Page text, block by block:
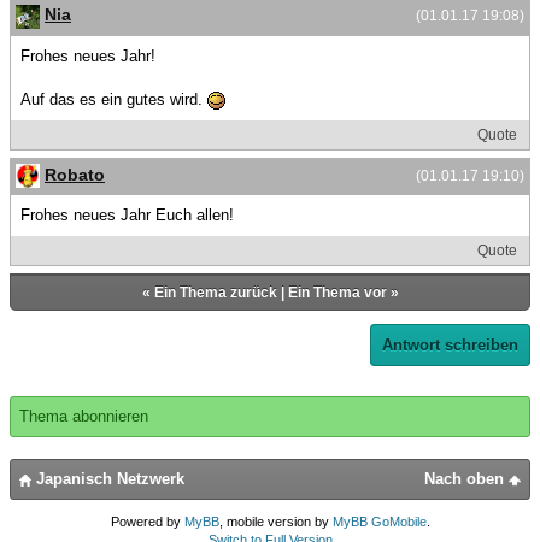
(01.01.17 19:08)
Nia
Frohes neues Jahr!
Auf das es ein gutes wird.
Quote
(01.01.17 19:10)
Robato
Frohes neues Jahr Euch allen!
Quote
« Ein Thema zurück| Ein Thema vor»
Antwort schreiben
Thema abonnieren
Nach oben
Japanisch Netzwerk
Powered by MyBB, mobile version by MyBB GoMobile.